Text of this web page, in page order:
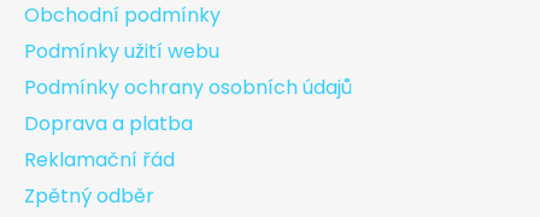
Obchodní podmínky
Podmínky užití webu
Podmínky ochrany osobních údajů
Doprava a platba
Reklamační řád
Zpětný odběr